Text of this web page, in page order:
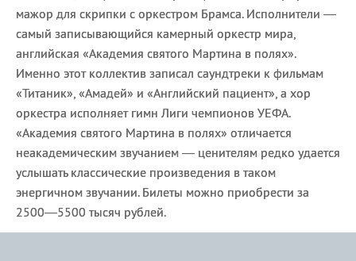
мажор для скрипки с оркестром Брамса. Исполнители —
самый записывающийся камерный оркестр мира,
английская «Академия святого Мартина в полях».
Именно этот коллектив записал саундтреки к фильмам
«Титаник», «Амадей» и «Английский пациент», а хор
оркестра исполняет гимн Лиги чемпионов УЕФА.
«Академия святого Мартина в полях» отличается
неакадемическим звучанием — ценителям редко удается
услышать классические произведения в таком
энергичном звучании. Билеты можно приобрести за
2500—5500 тысяч рублей.